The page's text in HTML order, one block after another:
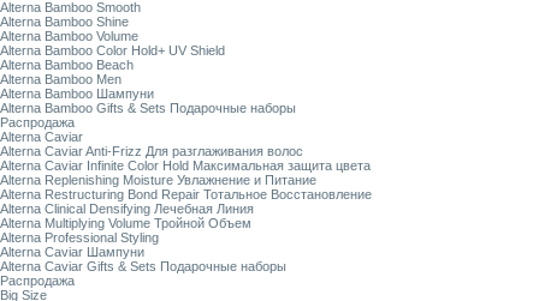
Alterna Bamboo Smooth
Alterna Bamboo Shine
Alterna Bamboo Volume
Alterna Bamboo Color Hold+ UV Shield
Alterna Bamboo Beach
Alterna Bamboo Men
Alterna Bamboo Шампуни
Alterna Bamboo Gifts & Sets Подарочные наборы
Распродажа
Alterna Caviar
Alterna Caviar Anti-Frizz Для разглаживания волос
Alterna Caviar Infinite Color Hold Максимальная защита цвета
Alterna Replenishing Moisture Увлажнение и Питание
Alterna Restructuring Bond Repair Тотальное Восстановление
Alterna Clinical Densifying Лечебная Линия
Alterna Multiplying Volume Тройной Объем
Alterna Professional Styling
Alterna Caviar Шампуни
Alterna Caviar Gifts & Sets Подарочные наборы
Распродажа
Big Size